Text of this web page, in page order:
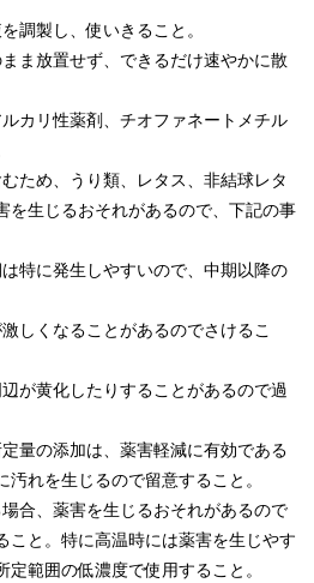
調製し、使いきること。
まま放置せず、できるだけ速やかに散
ルカリ性薬剤、チオファネートメチル
むため、うり類、レタス、非結球レタ
を生じるおそれがあるので、下記の事
特に発生しやすいので、中期以降の
しくなることがあるのでさけるこ
が黄化したりすることがあるので過
量の添加は、薬害軽減に有効である
れを生じるので留意すること。
場合、薬害を生じるおそれがあるので
こと。特に高温時には薬害を生じやす
範囲の低濃度で使用すること。